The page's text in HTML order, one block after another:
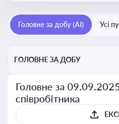
Головне за добу (AI) Усі
ГОЛОВНЕ ЗА ДОБУ
Головне за
співробітника